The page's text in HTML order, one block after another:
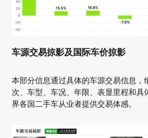
车源交易掠影及国际车价掠影
本部分信息通过具体的车源交易信息，
次、车型、车况、年限、表显里程和具
界各国二手车从业者提供交易体感。